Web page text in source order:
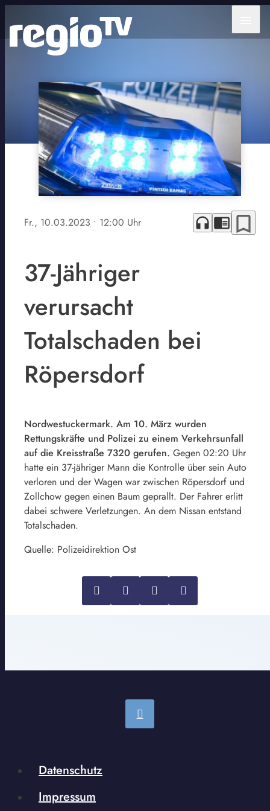
Fr., 10.03.2023 • 12:00 Uhr headphones chrome_reader_mode bookmark_border
37-Jähriger
verursacht
Totalschaden bei
Röpersdorf
Nordwestuckermark. Am 10. März wurden
Rettungskräfte und Polizei zu einem Verkehrsunfall
auf die Kreisstraße 7320 gerufen. Gegen 02:20 Uhr
hatte ein 37-jähriger Mann die Kontrolle über sein Auto
verloren und der Wagen war zwischen Röpersdorf und
Zollchow gegen einen Baum geprallt. Der Fahrer erlitt
dabei schwere Verletzungen. An dem Nissan entstand
Totalschaden.
Quelle: Polizeidirektion Ost
Datenschutz
Impressum